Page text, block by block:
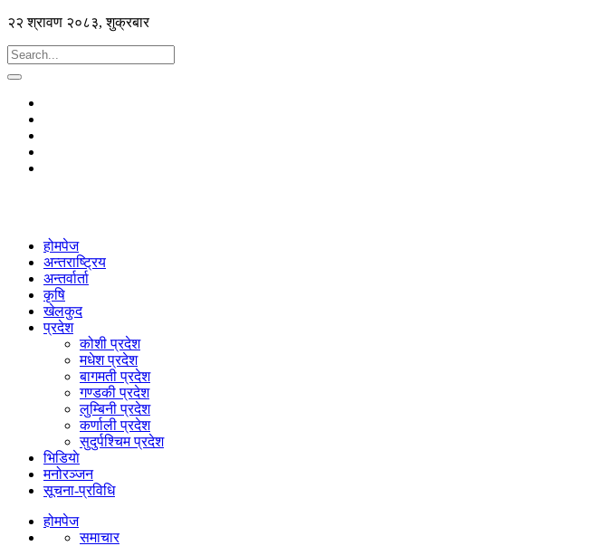
२२ श्रावण २०८३, शुक्रबार
होमपेज
अन्तराष्ट्रिय
अन्तर्वार्ता
कृषि
खेलकुद
प्रदेश
कोशी प्रदेश
मधेश प्रदेश
बागमती प्रदेश
गण्डकी प्रदेश
लुम्बिनी प्रदेश
कर्णाली प्रदेश
सुदुर्पश्चिम प्रदेश
भिडियाे
मनोरञ्जन
सूचना-प्रविधि
होमपेज
समाचार